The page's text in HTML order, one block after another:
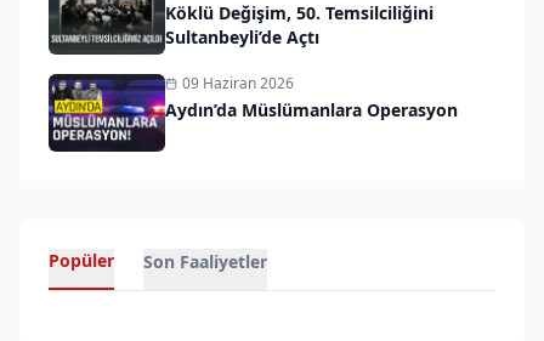
Köklü Değişim, 50. Temsilciliğini
Sultanbeyli’de Açtı
09 Haziran 2026
Aydın’da Müslümanlara Operasyon
Popüler Son Faaliyetler